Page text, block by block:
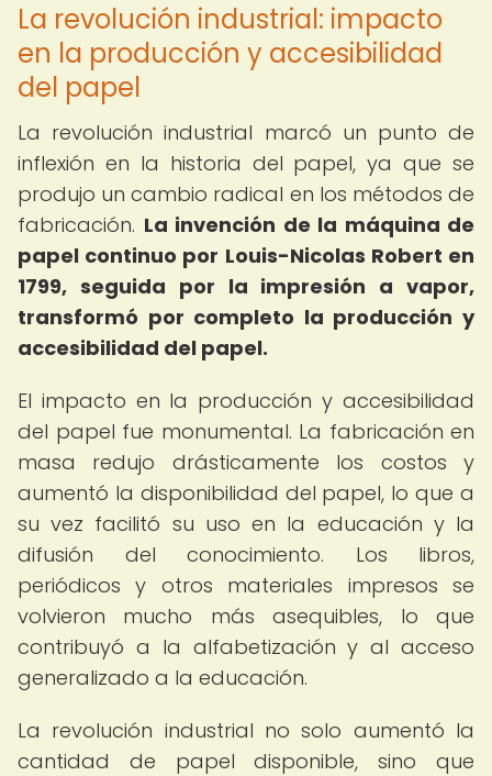
La revolución industrial: impacto
en la producción y accesibilidad
del papel
La revolución industrial marcó un punto de
inflexión en la historia del papel, ya que se
produjo un cambio radical en los métodos de
fabricación. La invención de la máquina de
papel continuo por Louis-Nicolas Robert en
1799, seguida por la impresión a vapor,
transformó por completo la producción y
accesibilidad del papel.
El impacto en la producción y accesibilidad
del papel fue monumental. La fabricación en
masa redujo drásticamente los costos y
aumentó la disponibilidad del papel, lo que a
su vez facilitó su uso en la educación y la
difusión del conocimiento. Los libros,
periódicos y otros materiales impresos se
volvieron mucho más asequibles, lo que
contribuyó a la alfabetización y al acceso
generalizado a la educación.
La revolución industrial no solo aumentó la
cantidad de papel disponible, sino que